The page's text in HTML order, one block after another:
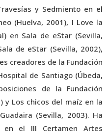
y Sedmiento en el
(Huelva, 2001), I Love la
en Sala de eStar (Sevilla,
de eStar (Sevilla, 2002),
creadores de la Fundación
de Santiago (Úbeda,
de la Fundación
y Los chicos del maíz en la
(Sevilla, 2003). Ha
el III Certamen Artes